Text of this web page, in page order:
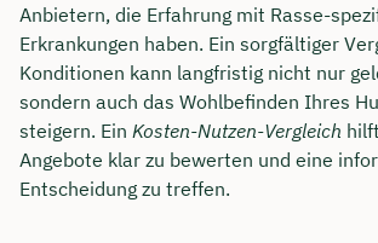
Anbietern, die Erfahrung mit Rasse-
Erkrankungen haben. Ein sorgfältiger
Konditionen kann langfristig nicht nur
sondern auch das Wohlbefinden Ihres
steigern. Ein Kosten-Nutzen-Vergleich
Angebote klar zu bewerten und eine
Entscheidung zu treffen.